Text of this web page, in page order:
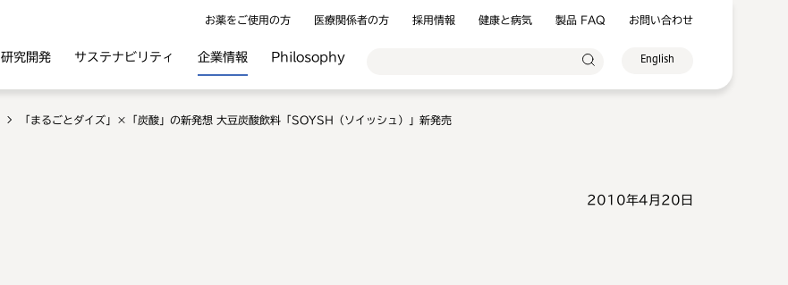
お薬をご使用の方 医療関係者の方 採用情報 健康と病気 製品 FAQ お問い合わせ
研究開発 サステナビリティ 企業情報 Philosophy English
「まるごとダイズ」×「炭酸」の新発想 大豆炭酸飲料「SOYSH（ソイッシュ）」新発売
2010年4月20日